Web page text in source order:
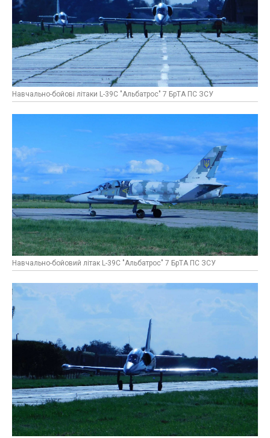
Навчально-бойові літаки L-39C "Альбатрос" 7 БрТА ПС ЗСУ
Навчально-бойовий літак L-39C "Альбатрос" 7 БрТА ПС ЗСУ